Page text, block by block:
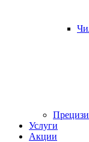
Услуги
Акции